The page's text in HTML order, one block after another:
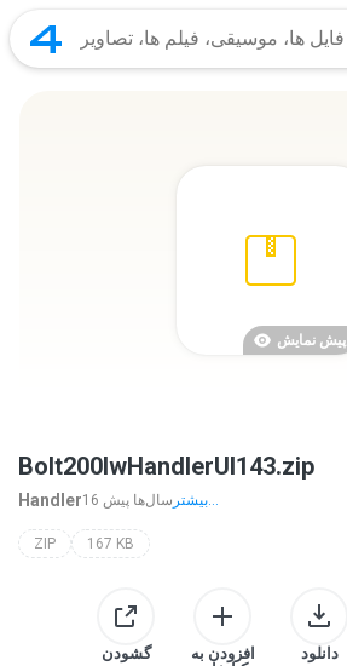
پیش نمایش
Bolt200lwHandlerUI143.zip
Handler 16 سال‌ها پیش بیشتر...
ZIP 167 KB
گشودن
افزودن به
دانلود